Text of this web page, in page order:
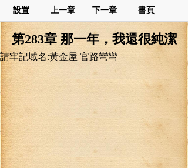
設置 上一章 下一章 書頁
第283章 那一年，我還很純潔
請牢記域名:黃金屋 官路彎彎